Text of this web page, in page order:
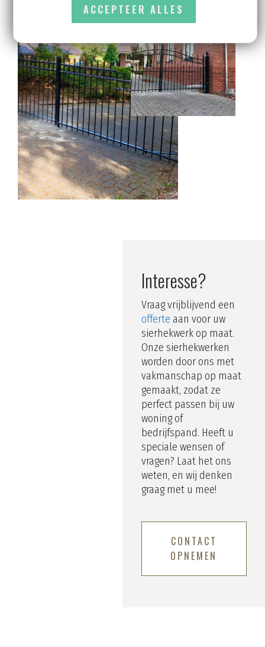
Interesse?
Vraag vrijblijvend een
offerte aan voor uw
sierhekwerk op maat.
Onze sierhekwerken
worden door ons met
vakmanschap op maat
gemaakt, zodat ze
perfect passen bij uw
woning of
bedrijfspand. Heeft u
speciale wensen of
vragen? Laat het ons
weten, en wij denken
graag met u mee!
CONTACT
OPNEMEN
ACCEPTEER ALLES